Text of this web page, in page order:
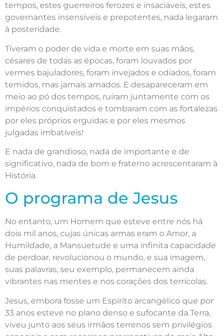
tempos, estes guerreiros ferozes e insaciáveis, estes
governantes insensíveis e prepotentes, nada legaram
à posteridade.
Tiveram o poder de vida e morte em suas mãos,
césares de todas as épocas, foram louvados por
vermes bajuladores, foram invejados e odiados, foram
temidos, mas jamais amados. E desapareceram em
meio ao pó dos tempos, ruíram juntamente com os
impérios conquistados e tombaram com as fortalezas
por eles próprios erguidas e por eles mesmos
julgadas imbatíveis!
E nada de grandioso, nada de importante e de
significativo, nada de bom e fraterno acrescentaram à
História.
O programa de Jesus
No entanto, um Homem que esteve entre nós há
dois mil anos, cujas únicas armas eram o Amor, a
Humildade, a Mansuetude e uma infinita capacidade
de perdoar, revolucionou o mundo, e sua imagem,
suas palavras, seu exemplo, permanecem ainda
vibrantes nas mentes e nos corações dos terrícolas.
Jesus, embora fosse um Espírito arcangélico que por
33 anos esteve no plano denso e sufocante da Terra,
viveu junto aos seus irmãos terrenos sem privilégios